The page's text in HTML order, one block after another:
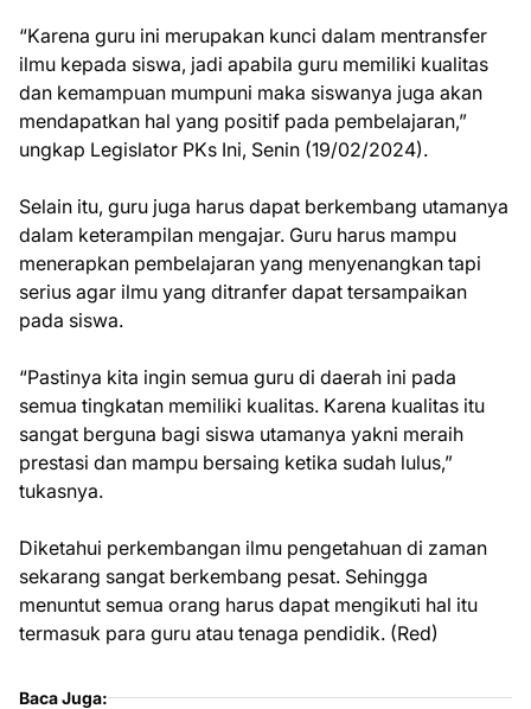
“Karena guru ini merupakan kunci dalam mentransfer
ilmu kepada siswa, jadi apabila guru memiliki kualitas
dan kemampuan mumpuni maka siswanya juga akan
mendapatkan hal yang positif pada pembelajaran,”
ungkap Legislator PKs Ini, Senin (19/02/2024).
Selain itu, guru juga harus dapat berkembang utamanya
dalam keterampilan mengajar. Guru harus mampu
menerapkan pembelajaran yang menyenangkan tapi
serius agar ilmu yang ditranfer dapat tersampaikan
pada siswa.
“Pastinya kita ingin semua guru di daerah ini pada
semua tingkatan memiliki kualitas. Karena kualitas itu
sangat berguna bagi siswa utamanya yakni meraih
prestasi dan mampu bersaing ketika sudah lulus,”
tukasnya.
Diketahui perkembangan ilmu pengetahuan di zaman
sekarang sangat berkembang pesat. Sehingga
menuntut semua orang harus dapat mengikuti hal itu
termasuk para guru atau tenaga pendidik. (Red)
Baca Juga: